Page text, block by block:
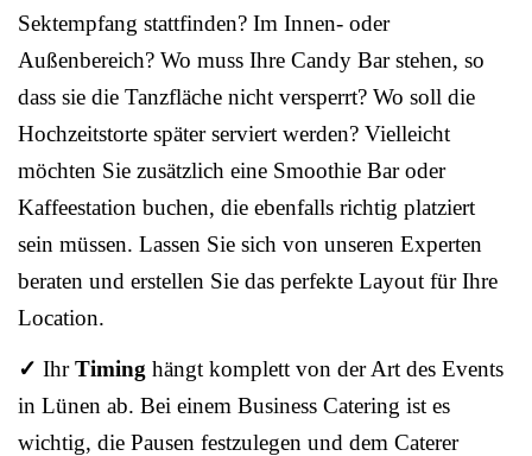
Sektempfang stattfinden? Im Innen- oder
Außenbereich? Wo muss Ihre Candy Bar stehen, so
dass sie die Tanzfläche nicht versperrt? Wo soll die
Hochzeitstorte später serviert werden? Vielleicht
möchten Sie zusätzlich eine Smoothie Bar oder
Kaffeestation buchen, die ebenfalls richtig platziert
sein müssen. Lassen Sie sich von unseren Experten
beraten und erstellen Sie das perfekte Layout für Ihre
Location.
✓ IhrTiming hängt komplett von der Art des Events
in Lünen ab. Bei einem Business Catering ist es
wichtig, die Pausen festzulegen und dem Caterer